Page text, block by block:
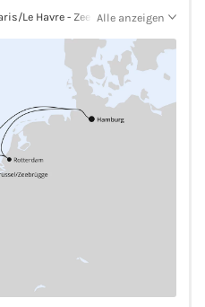
Le Havre - Zeebrügge -Alle anzeigen